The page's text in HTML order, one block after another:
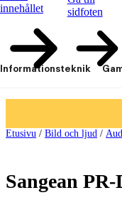
innehållet
sidfoten
Informationsteknik
Etusivu / Bild och ljud /
Sangean